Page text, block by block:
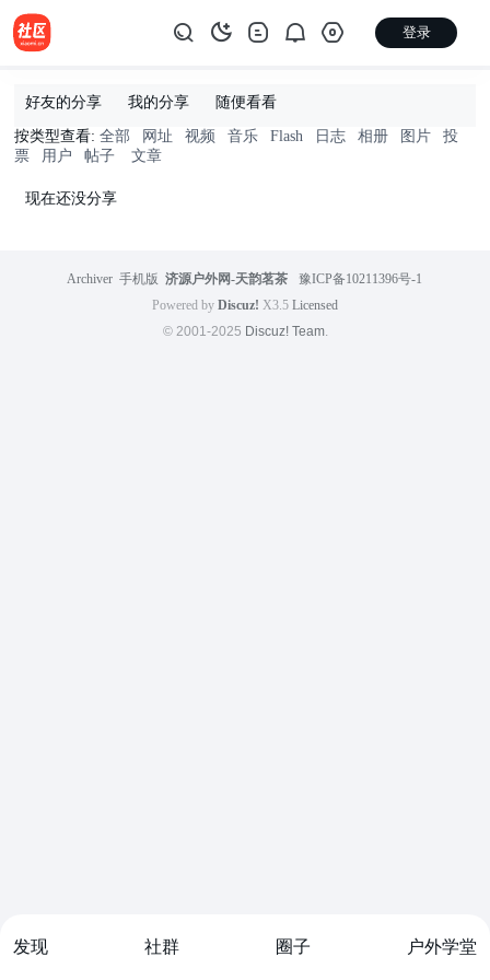
发现 社群 圈子 户外学堂
登录
好友的分享 我的分享 随便看看
按类型查看: 全部 网址 视频 音乐 Flash 日志 相册 图片
投
票
用户 帖子 文章
现在还没分享
Archiver 手机版 济源户外网-天韵茗茶
豫ICP备10211396号-1
Powered by Discuz! X3.5 Licensed
© 2001-2025 Discuz! Team.